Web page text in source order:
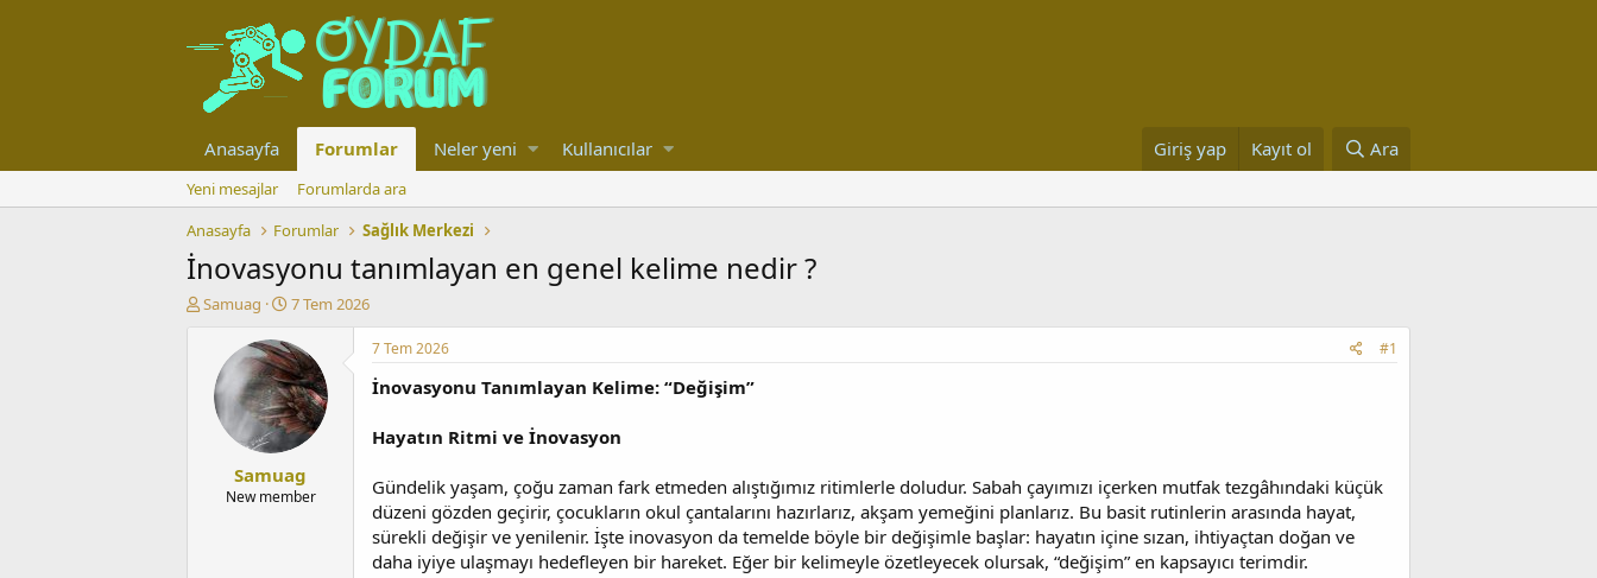
Anasayfa Forumlar Neler yeni Kullanıcılar Giriş yap Kayıt ol Ara
Yeni mesajlar
Forumlarda ara
Anasayfa
Forumlar Sağlık Merkezi
İnovasyonu tanımlayan en genel kelime nedir ?
K
Samuag
B
ş
l
a
n
g
ı
ç
t
7 Tem 2026
Samuag
New member
7 Tem 2026 #1
İnovasyonu Tanımlayan Kelime: “Değişim”
Hayatın Ritmi ve İnovasyon
Gündelik yaşam, çoğu zaman fark etmeden alıştığımız ritimlerle doludur. Sabah çayımızı içerken mutfak tezgâhındaki küçük
düzeni gözden geçirir, çocukların okul çantalarını hazırlarız, akşam yemeğini planlarız. Bu basit rutinlerin arasında hayat,
sürekli değişir ve yenilenir. İşte inovasyon da temelde böyle bir değişimle başlar: hayatın içine sızan, ihtiyaçtan doğan ve
daha iyiye ulaşmayı hedefleyen bir hareket. Eğer bir kelimeyle özetleyecek olursak, “değişim” en kapsayıcı terimdir.